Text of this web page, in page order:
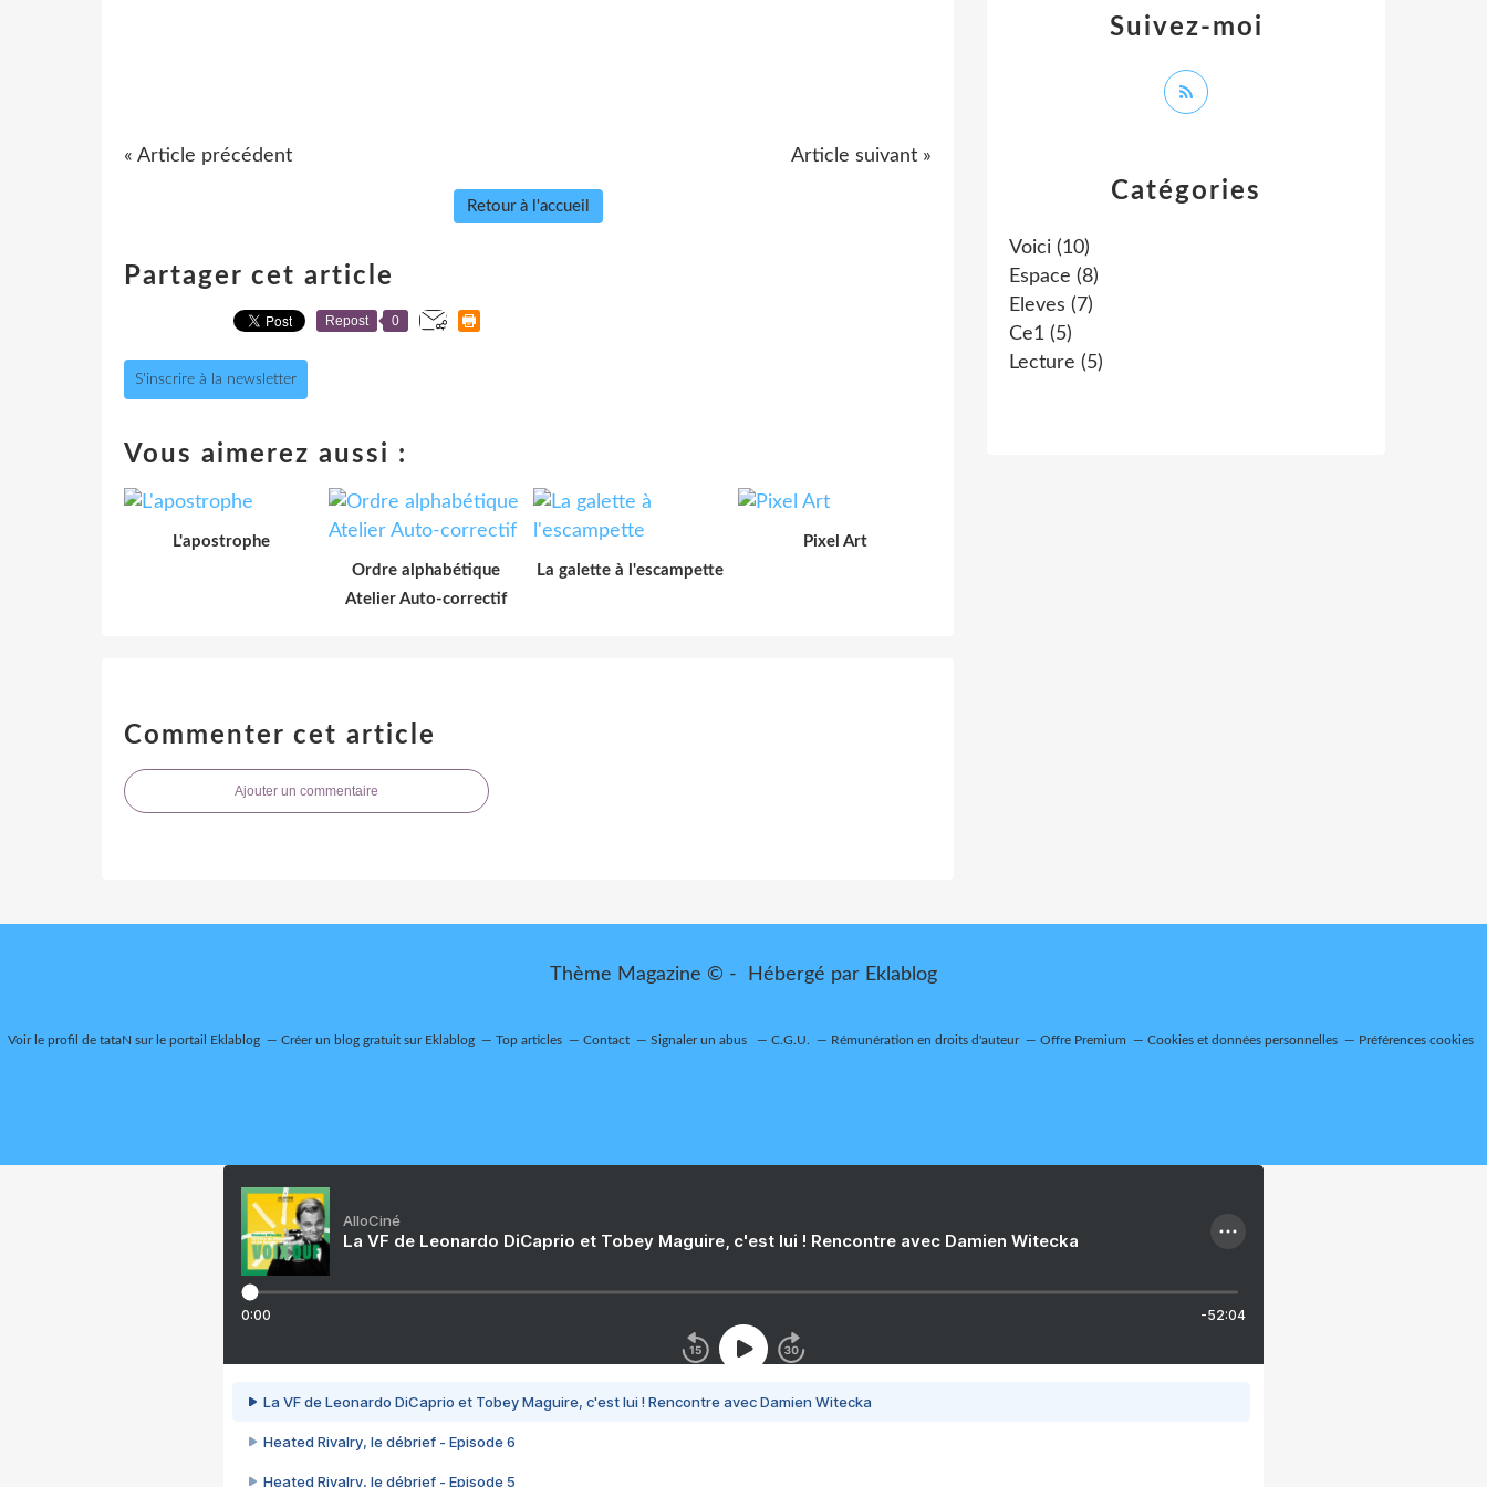
« Article précédent Article suivant »
Retour à l'accueil
Partager cet article
Repost 0
S'inscrire à la newsletter
Vous aimerez aussi :
L'apostrophe
Ordre alphabétique
Atelier Auto-correctif
La galette à l'escampette
Pixel Art
Commenter cet article
Ajouter un commentaire
Catégories
Voici (10)
Espace (8)
Eleves (7)
Ce1 (5)
Lecture (5)
Suivez-moi
Thème Magazine © - Hébergé par Eklablog
Voir le profil de tataN sur le portail Eklablog Créer un blog gratuit sur Eklablog Top articles Contact Signaler un abus C.G.U. Rémunération en droits d'auteur Offre Premium Cookies et données personnelles Préférences cookies
AlloCiné
La VF de Leonardo DiCaprio et Tobey Maguire, c'est lui ! Rencontre avec Damien Witecka
0:00 -52:04
La VF de Leonardo DiCaprio et Tobey Maguire, c'est lui ! Rencontre avec Damien Witecka
Heated Rivalry, le débrief - Episode 6
Heated Rivalry, le débrief - Episode 5